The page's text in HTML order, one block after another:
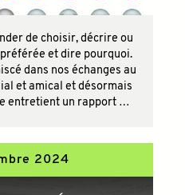
de choisir, décrire ou
et dire pourquoi.
dans nos échanges au
et amical et désormais
entretient un rapport …
2024